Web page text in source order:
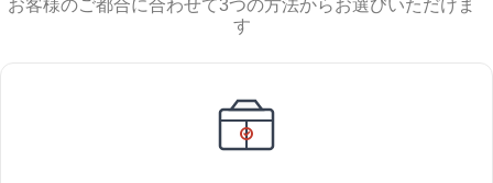
お客様のご都合に合わせて3つの方法からお選びいただけま
す